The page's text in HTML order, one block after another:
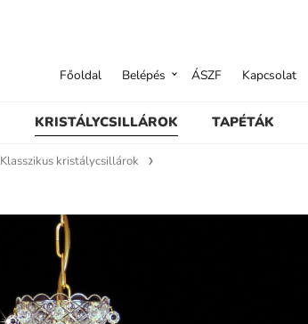
KRISTÁLYCSILLÁROK TAPÉTÁK
Főoldal Belépés ÁSZF Kapcsolat
Klasszikus kristálycsillárok